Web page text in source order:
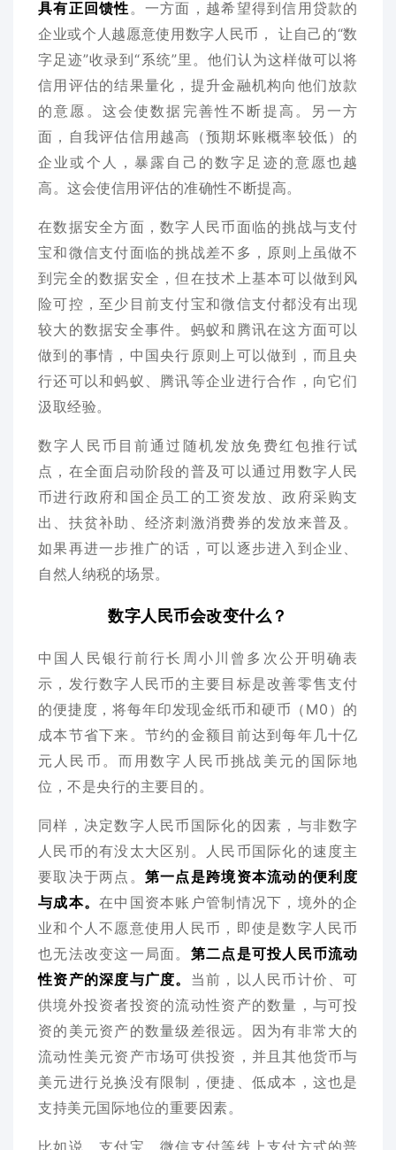
具有正回馈性 。一方面，越希望得到信用贷款的
企业或个人越愿意使用数字人民币， 让自己的“数
字足迹”收录到“系统”里。他们认为这样做可以将
信用评估的结果量化，提升金融机构向他们放款
的意愿。这会使数据完善性不断提高。另一方
面，自我评估信用越高（预期坏账概率较低）的
企业或个人，暴露自己的数字足迹的意愿也越
高。这会使信用评估的准确性不断提高。
在数据安全方面，数字人民币面临的挑战与支付
宝和微信支付面临的挑战差不多，原则上虽做不
到完全的数据安全，但在技术上基本可以做到风
险可控，至少目前支付宝和微信支付都没有出现
较大的数据安全事件。蚂蚁和腾讯在这方面可以
做到的事情，中国央行原则上可以做到，而且央
行还可以和蚂蚁、腾讯等企业进行合作，向它们
汲取经验。
数字人民币目前通过随机发放免费红包推行试
点，在全面启动阶段的普及可以通过用数字人民
币进行政府和国企员工的工资发放、政府采购支
出、扶贫补助、经济刺激消费券的发放来普及。
如果再进一步推广的话，可以逐步进入到企业、
自然人纳税的场景。
数字人民币会改变什么？
中国人民银行前行长周小川曾多次公开明确表
示，发行数字人民币的主要目标是改善零售支付
的便捷度，将每年印发现金纸币和硬币（M0）的
成本节省下来。节约的金额目前达到每年几十亿
元人民币。而用数字人民币挑战美元的国际地
位，不是央行的主要目的。
同样，决定数字人民币国际化的因素，与非数字
人民币的有没太大区别。人民币国际化的速度主
要取决于两点。 第一点是跨境资本流动的便利度
与成本。在中国资本账户管制情况下，境外的企
业和个人不愿意使用人民币，即使是数字人民币
也无法改变这一局面。 第二点是可投人民币流动
性资产的深度与广度。 当前，以人民币计价、可
供境外投资者投资的流动性资产的数量，与可投
资的美元资产的数量级差很远。因为有非常大的
流动性美元资产市场可供投资，并且其他货币与
美元进行兑换没有限制，便捷、低成本，这也是
支持美元国际地位的重要因素。
比如说，支付宝、微信支付等线上支付方式的普